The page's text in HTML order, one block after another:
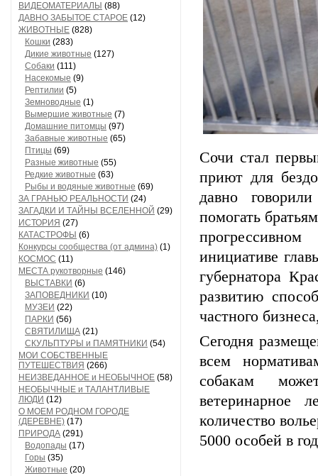
ВИДЕОМАТЕРИАЛЫ (88)
ДАВНО ЗАБЫТОЕ СТАРОЕ (12)
ЖИВОТНЫЕ (828)
Кошки (283)
Дикие животные (127)
Собаки (111)
Насекомые (9)
Рептилии (5)
Земноводные (1)
Вымершие животные (7)
Домашние питомцы (97)
Забавные животные (65)
Птицы (69)
Разные животные (55)
Редкие животные (63)
Рыбы и водяные животные (69)
ЗА ГРАНЬЮ РЕАЛЬНОСТИ (24)
ЗАГАДКИ И ТАЙНЫ ВСЕЛЕННОЙ (29)
ИСТОРИЯ (27)
КАТАСТРОФЫ (6)
Конкурсы сообщества (от админа) (1)
КОСМОС (11)
МЕСТА рукотворные (146)
ВЫСТАВКИ (6)
ЗАПОВЕДНИКИ (10)
МУЗЕИ (22)
ПАРКИ (56)
СВЯТИЛИЩА (21)
СКУЛЬПТУРЫ и ПАМЯТНИКИ (54)
МОИ СОБСТВЕННЫЕ
ПУТЕШЕСТВИЯ (266)
НЕИЗВЕДАННОЕ и НЕОБЫЧНОЕ (58)
НЕОБЫЧНЫЕ и ТАЛАНТЛИВЫЕ
ЛЮДИ (12)
О МОЕМ РОДНОМ ГОРОДЕ
(ДЕРЕВНЕ) (17)
ПРИРОДА (291)
Водопады (17)
Горы (35)
Животные (20)
Сочи стал
приют для
давно
помогать
инициативе
губернатора
развитию
частного
Сегодня
всем
собакам
ветеринарное
количество
5000 особей в